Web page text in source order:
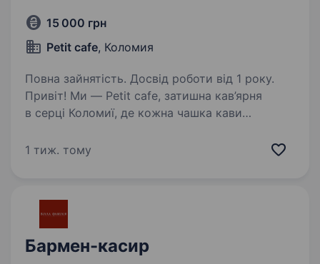
15 000 грн
Petit cafe, Коломия
Повна зайнятість. Досвід роботи від 1 року.
Привіт! Ми — Petit cafe, затишна кав’ярня
в серці Коломиї, де кожна чашка кави
це маленькі радощі для наших гостей. Якщо
1 тиж. тому
Бармен-касир